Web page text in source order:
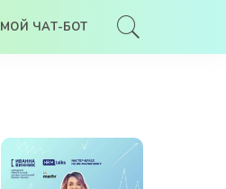
МОЙ ЧАТ-БОТ